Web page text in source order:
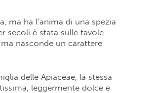
ma ha l’anima di una spezia
secoli è stata sulle tavole
nasconde un carattere
delle Apiaceae, la stessa
leggermente dolce e